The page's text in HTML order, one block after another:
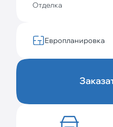
Отделка
Европланировка